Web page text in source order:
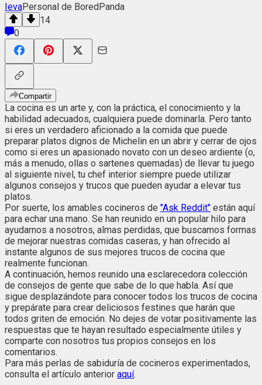
IevaPersonal de BoredPanda
14
0
Compartir
La cocina es un arte y, con la práctica, el conocimiento y la
habilidad adecuados, cualquiera puede dominarla. Pero tanto
si eres un verdadero aficionado a la comida que puede
preparar platos dignos de Michelin en un abrir y cerrar de ojos
como si eres un apasionado novato con un deseo ardiente (o,
más a menudo, ollas o sartenes quemadas) de llevar tu juego
al siguiente nivel, tu chef interior siempre puede utilizar
algunos consejos y trucos que pueden ayudar a elevar tus
platos.
Por suerte, los amables cocineros de "Ask Reddit" están aquí
para echar una mano. Se han reunido en un popular hilo para
ayudarnos a nosotros, almas perdidas, que buscamos formas
de mejorar nuestras comidas caseras, y han ofrecido al
instante algunos de sus mejores trucos de cocina que
realmente funcionan.
A continuación, hemos reunido una esclarecedora colección
de consejos de gente que sabe de lo que habla. Así que
sigue desplazándote para conocer todos los trucos de cocina
y prepárate para crear deliciosos festines que harán que
todos griten de emoción. No dejes de votar positivamente las
respuestas que te hayan resultado especialmente útiles y
comparte con nosotros tus propios consejos en los
comentarios.
Para más perlas de sabiduría de cocineros experimentados,
consulta el artículo anterior aquí.